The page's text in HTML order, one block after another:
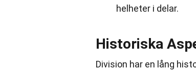
helheter i delar.
Historiska
Division har en lång